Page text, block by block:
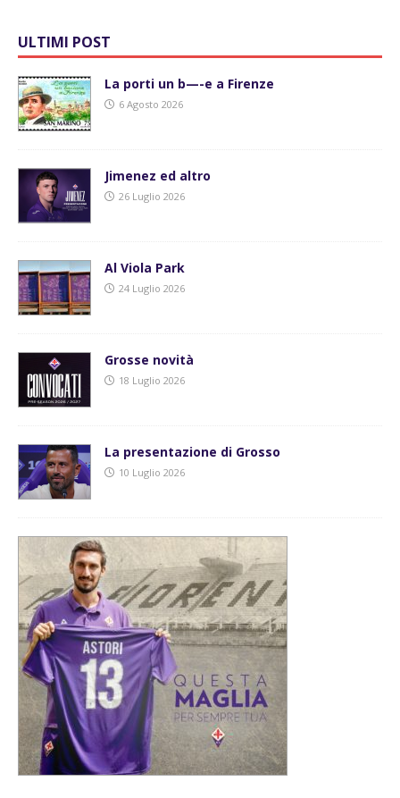
ULTIMI POST
La porti un b—-e a Firenze
6 Agosto 2026
Jimenez ed altro
26 Luglio 2026
Al Viola Park
24 Luglio 2026
Grosse novità
18 Luglio 2026
La presentazione di Grosso
10 Luglio 2026